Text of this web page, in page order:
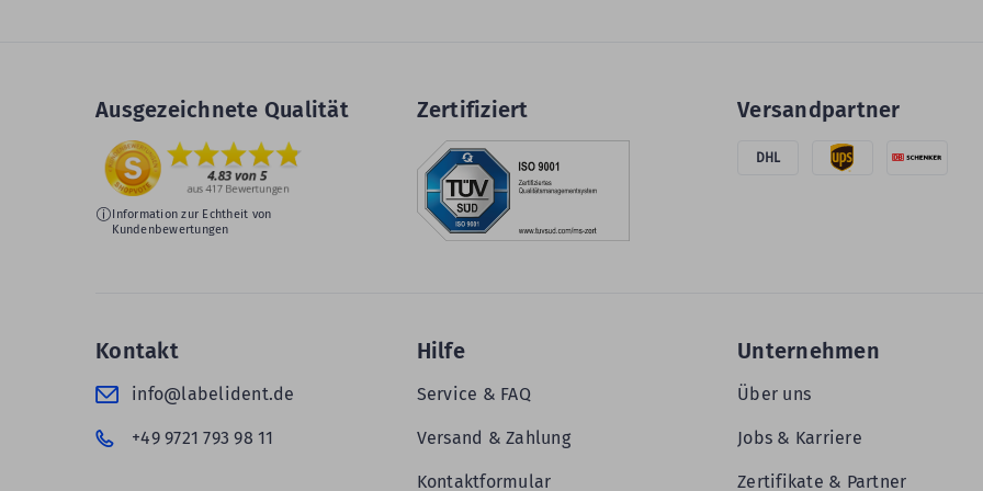
Ausgezeichnete Qualität
Information zur Echtheit von
Kundenbewertungen
Zertifiziert Versandpartner
DHL
Kontakt
info@labelident.de
+49 9721 793 98 11
Hilfe
Service & FAQ
Versand & Zahlung
Kontaktformular
Unternehmen
Über uns
Jobs & Karriere
Zertifikate & Partner